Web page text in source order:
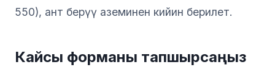
550), ант берүү аземинен кийин берилет.
Кайсы форманы тапшырсаңыз